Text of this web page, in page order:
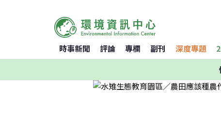
時事新聞 評論 專欄 副刊 深度專題